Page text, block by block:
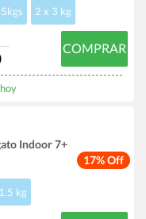
2 x 3 kg
COMPRAR
17% Off
Indoor 7+
kg